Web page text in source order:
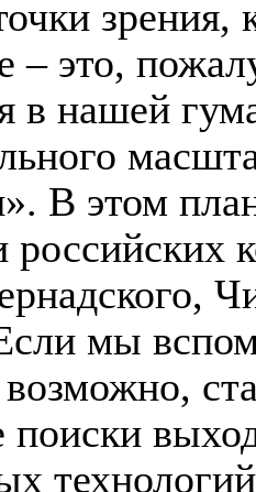
зрения,
– это,
в нашей
В этом
российских
мы
поиски